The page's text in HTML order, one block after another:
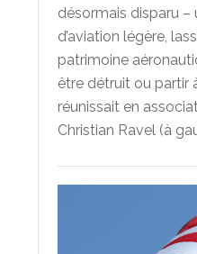
désormais disparu –
d’aviation légère,
patrimoine
être détruit ou partir
réunissait en
Christian Ravel (à